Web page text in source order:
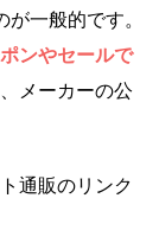
一般的です。
ンやセールで
メーカーの公
通販のリンク